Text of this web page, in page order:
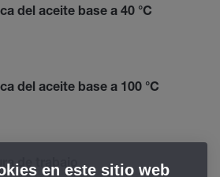
del aceite base a 40 °C
del aceite base a 100 °C
de trabajo
en este sitio web